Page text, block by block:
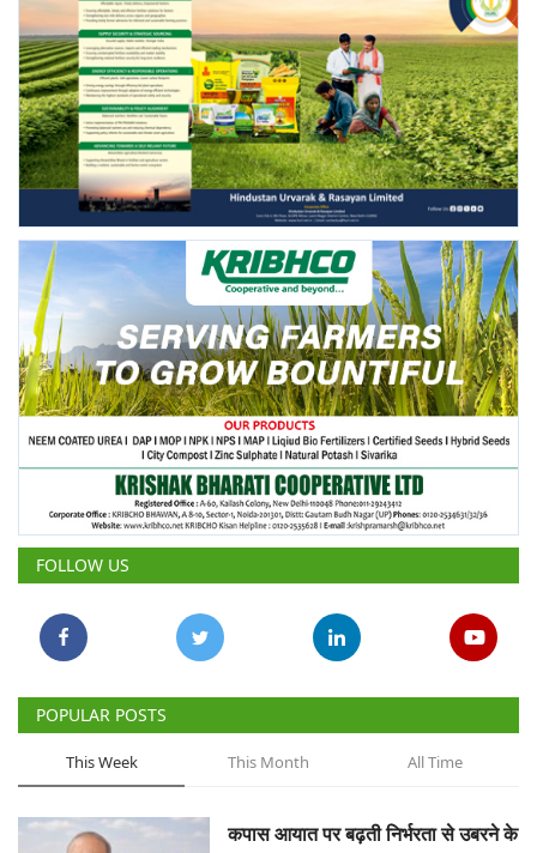
FOLLOW US
POPULAR POSTS
This Week This Month All Time
कपास आयात पर बढ़ती निर्भरता से उबरने के